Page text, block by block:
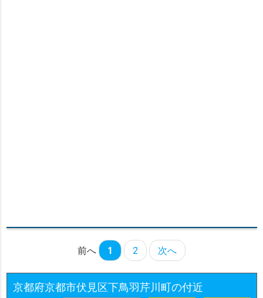
前へ 1 2 次へ
京都府京都市伏見区下鳥羽芹川町の付近